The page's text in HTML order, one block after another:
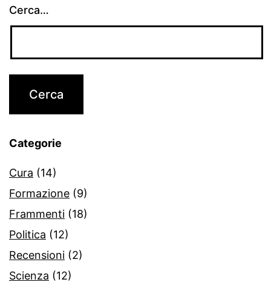
Cerca…
Categorie
Cura (14)
Formazione (9)
Frammenti (18)
Politica (12)
Recensioni (2)
Scienza (12)